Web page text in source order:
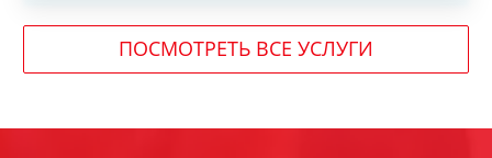
ПОСМОТРЕТЬ ВСЕ УСЛУГИ